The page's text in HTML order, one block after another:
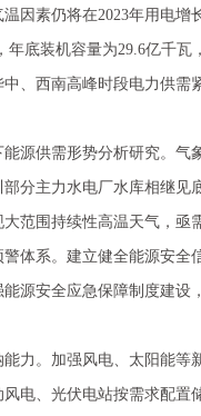
因素仍将在2023年用电
年底装机容量为29.6亿千
、西南高峰时段电力供需
供需形势分析研究。气
分主力水电厂水库相继见
范围持续性高温天气，亟
系。建立健全能源安全
源安全应急保障制度建
。加强风电、太阳能等
电、光伏电站按需求配置